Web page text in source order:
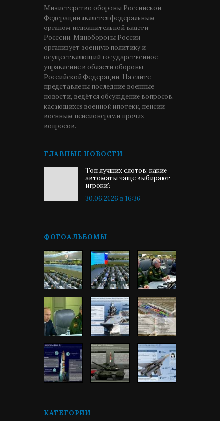
Министерство обороны Российской
Федерации является федеральным
органом исполнительной власти
Росссии. Минобороны России
организует военную политику и
осуществляющий государственное
управление в области обороны
Российской Федерации. На сайте
представлены последние военные
новости, ведётся обсуждение вопросов,
касающихся военной ипотеки, пенсии
военным пенсионерами прочих
вопросов.
ГЛАВНЫЕ НОВОСТИ
Топ лучших слотов: какие
автоматы чаще выбирают
игроки?
30.06.2026 в 16:36
ФОТОАЛЬБОМЫ
КАТЕГОРИИ